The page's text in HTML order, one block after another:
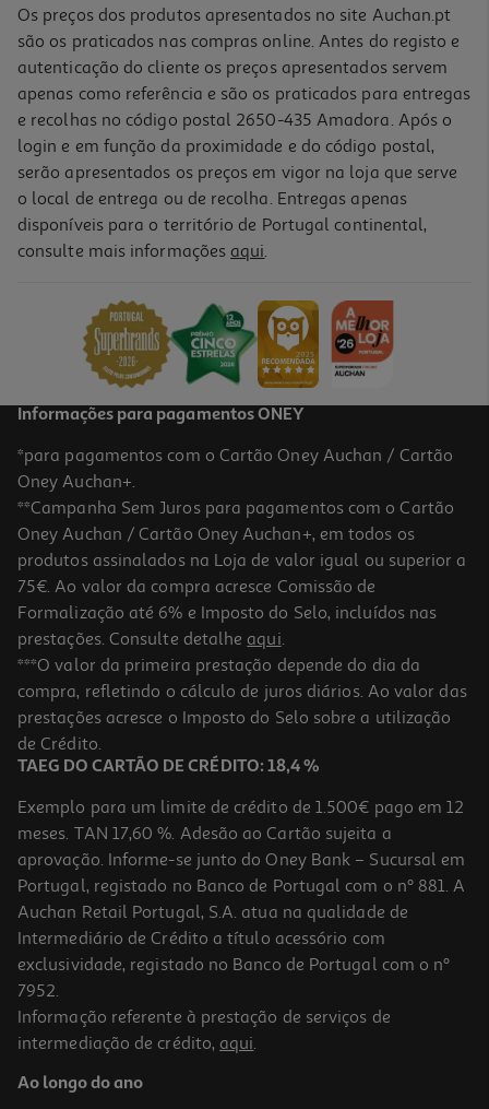
Os preços dos produtos apresentados no site Auchan.pt
são os praticados nas compras online. Antes do registo e
autenticação do cliente os preços apresentados servem
apenas como referência e são os praticados para entregas
e recolhas no código postal 2650-435 Amadora. Após o
login e em função da proximidade e do código postal,
serão apresentados os preços em vigor na loja que serve
o local de entrega ou de recolha. Entregas apenas
disponíveis para o território de Portugal continental,
consulte mais informações aqui.
Informações para pagamentos ONEY
*para pagamentos com o Cartão Oney Auchan / Cartão
Oney Auchan+.
**Campanha Sem Juros para pagamentos com o Cartão
Oney Auchan / Cartão Oney Auchan+, em todos os
produtos assinalados na Loja de valor igual ou superior a
75€. Ao valor da compra acresce Comissão de
Formalização até 6% e Imposto do Selo, incluídos nas
prestações. Consulte detalhe aqui.
***O valor da primeira prestação depende do dia da
compra, refletindo o cálculo de juros diários. Ao valor das
prestações acresce o Imposto do Selo sobre a utilização
de Crédito.
TAEG DO CARTÃO DE CRÉDITO: 18,4 %
Exemplo para um limite de crédito de 1.500€ pago em 12
meses. TAN 17,60 %. Adesão ao Cartão sujeita a
aprovação. Informe-se junto do Oney Bank – Sucursal em
Portugal, registado no Banco de Portugal com o nº 881. A
Auchan Retail Portugal, S.A. atua na qualidade de
Intermediário de Crédito a título acessório com
exclusividade, registado no Banco de Portugal com o nº
7952.
Informação referente à prestação de serviços de
intermediação de crédito, aqui.
Ao longo do ano